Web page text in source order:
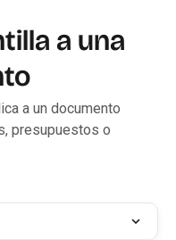
a una
a un documento
presupuestos o